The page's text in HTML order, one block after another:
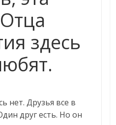
здесь
нет. Друзья все в
друг есть. Но он